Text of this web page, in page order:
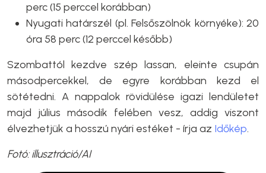
perc (15 perccel korábban)
Nyugati határszél (pl. Felsőszölnök környéke): 20
óra 58 perc (12 perccel később)
Szombattól kezdve szép lassan, eleinte csupán
másodpercekkel, de egyre korábban kezd el
sötétedni. A nappalok rövidülése igazi lendületet
majd július második felében vesz, addig viszont
élvezhetjük a hosszú nyári estéket - írja az Időkép.
Fotó: illusztráció/AI